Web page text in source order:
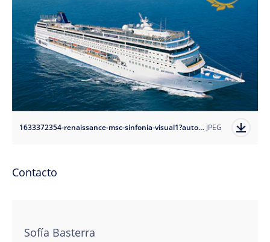
1633372354-renaissance-msc-sinfonia-visual1?auto=format JPEG
Contacto
Sofía Basterra